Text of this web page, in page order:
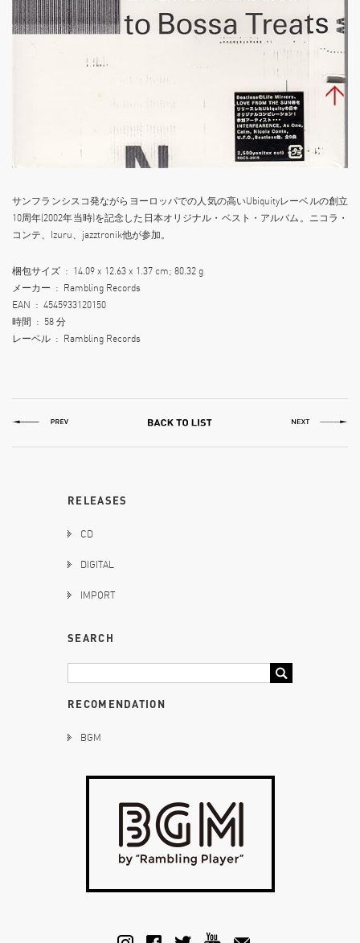
サンフランシスコ発ながらヨーロッパでの人気の高いUbiquityレーベルの創立
10周年(2002年当時)を記念した日本オリジナル・ベスト・アルバム。ニコラ・
コンテ、Izuru、jazztronik他が参加。
梱包サイズ ‏ : ‎ 14.09 x 12.63 x 1.37 cm; 80.32 g
メーカー ‏ : ‎ Rambling Records
EAN ‏ : ‎ 4545933120150
時間 ‏ : ‎ 58 分
レーベル ‏ : ‎ Rambling Records
RELEASES
CD
DIGITAL
IMPORT
SEARCH
RECOMENDATION
BGM